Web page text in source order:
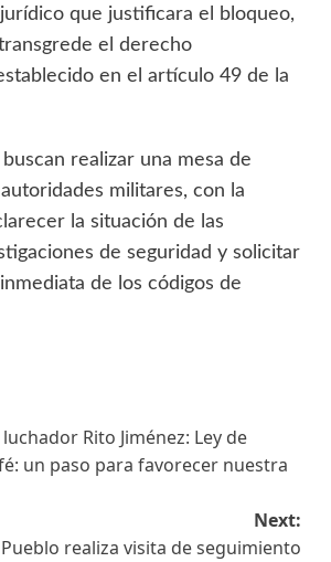
que justificara el bloqueo,
el derecho
en el artículo 49 de la
realizar una mesa de
militares, con la
la situación de las
de seguridad y solicitar
de los códigos de
Rito Jiménez: Ley de
un paso para favorecer nuestra
Next:
realiza visita de seguimiento